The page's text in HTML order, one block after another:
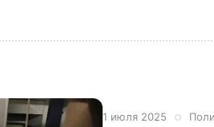
1 июля 2025